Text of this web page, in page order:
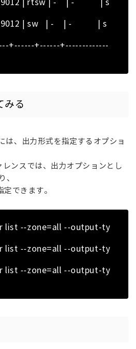
| rtsw | - | - | s
| sw | - | - | s
+------+------+-------------
みる
、出力形式を指定するオプショ
ンスでは、出力オプションとし
できます。
list --zone=all --output-ty
list --zone=all --output-ty
list --zone=all --output-ty